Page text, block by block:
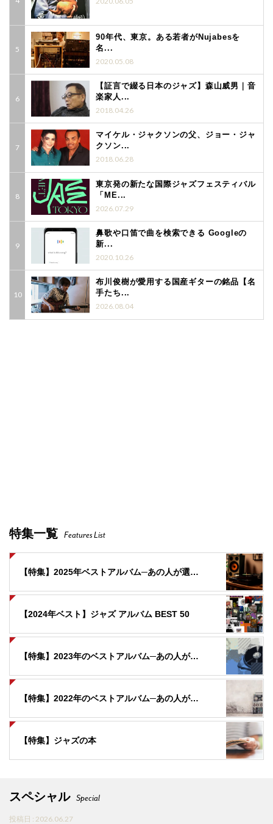
90年代、東京。ある若者がNujabesを
名...
2020.05.08
【証言で綴る日本のジャズ】森山威男｜音
楽家人...
2018.04.26
マイケル・ジャクソンの父、ジョー・ジャ
クソン...
2018.06.28
東京発の新たな国際ジャズフェスティバル
「ME...
2026.07.29
鼻歌や口笛で曲を検索できる Googleの
新...
2020.10.26
布川俊樹が愛用する国産ギターの銘品【名
手たち...
2026.08.04
特集一覧 Features List
【特集】2025年ベストアルバム─あの人が選んだ「今年の３作品」
【2024年ベスト】ジャズ アルバム BEST 50
【特集】2023年のベストアルバム─あの人が選ぶ「今年の３作品」
【特集】2022年のベストアルバム─あの人が選んだ 「今年の３作品」
【特集】ジャズの本
スペシャル Special
投稿日 : 2026.06.27